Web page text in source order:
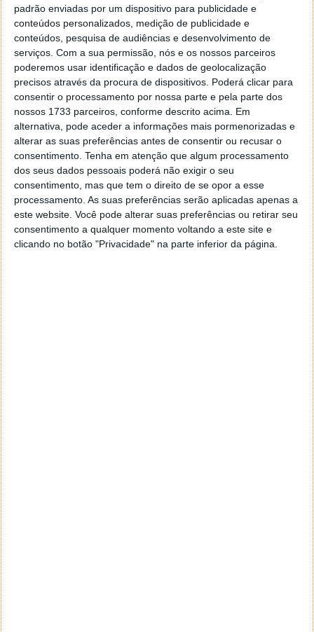
padrão enviadas por um dispositivo para publicidade e
conteúdos personalizados, medição de publicidade e
conteúdos, pesquisa de audiências e desenvolvimento de
serviços. Com a sua permissão, nós e os nossos parceiros
poderemos usar identificação e dados de geolocalização
precisos através da procura de dispositivos. Poderá clicar para
consentir o processamento por nossa parte e pela parte dos
nossos 1733 parceiros, conforme descrito acima. Em
alternativa, pode aceder a informações mais pormenorizadas e
alterar as suas preferências antes de consentir ou recusar o
consentimento. Tenha em atenção que algum processamento
dos seus dados pessoais poderá não exigir o seu
consentimento, mas que tem o direito de se opor a esse
processamento. As suas preferências serão aplicadas apenas a
este website. Você pode alterar suas preferências ou retirar seu
consentimento a qualquer momento voltando a este site e
clicando no botão "Privacidade" na parte inferior da página.